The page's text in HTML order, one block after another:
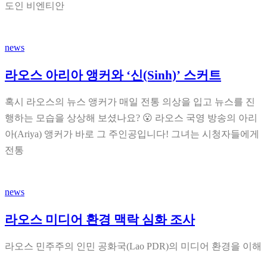
도인 비엔티안
news
라오스 아리아 앵커와 ‘신(Sinh)’ 스커트
혹시 라오스의 뉴스 앵커가 매일 전통 의상을 입고 뉴스를 진
행하는 모습을 상상해 보셨나요? 😮 라오스 국영 방송의 아리
아(Ariya) 앵커가 바로 그 주인공입니다! 그녀는 시청자들에게
전통
news
라오스 미디어 환경 맥락 심화 조사
라오스 민주주의 인민 공화국(Lao PDR)의 미디어 환경을 이해